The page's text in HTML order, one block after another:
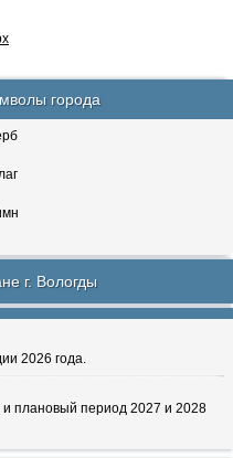
города
г. Вологды
2026 года.
и плановый период 2027 и 2028